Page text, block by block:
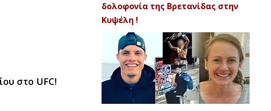
στο UFC!
δολοφονία της Βρετανίδας στην
Κυψέλη !